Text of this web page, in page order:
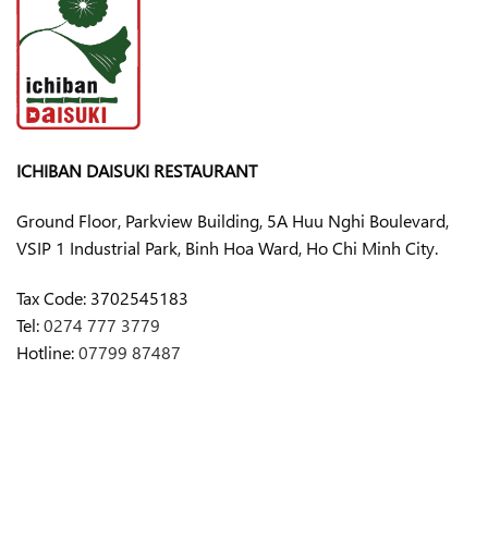
ICHIBAN DAISUKI RESTAURANT
Ground Floor, Parkview Building, 5A Huu Nghi Boulevard,
VSIP 1 Industrial Park, Binh Hoa Ward, Ho Chi Minh City.
Tax Code: 3702545183
Tel:0274 777 3779
Hotline:07799 87487